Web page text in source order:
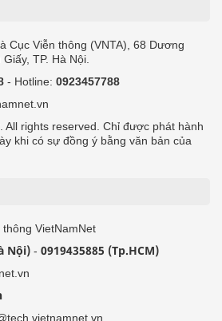
Cục Viễn thông (VNTA), 68 Dương
TP. Hà Nội.
- Hotline: 0923457788
All rights reserved. Chỉ được phát hành
khi có sự đồng ý bằng văn bản của
VietNamNet
Nội) - 0919435885 (Tp.HCM)